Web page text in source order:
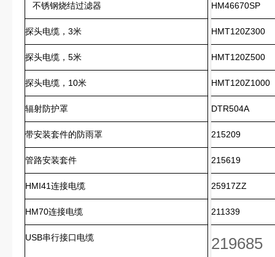
不锈钢烧结过滤器 HM46670SP
探头电缆，3米 HMT120Z300
探头电缆，5米 HMT120Z500
探头电缆，10米 HMT120Z1000
辐射防护罩 DTR504A
带安装套件的防雨罩 215209
管路安装套件 215619
HMI41连接电缆 25917ZZ
HM70连接电缆 211339
USB串行接口电缆 219685